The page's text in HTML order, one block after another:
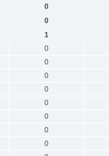
0
0
1
0
0
0
0
0
0
0
0